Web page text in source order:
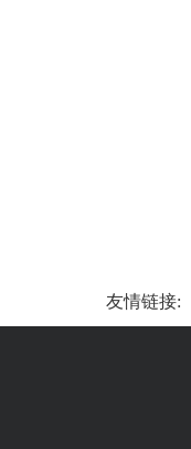
友情链接: